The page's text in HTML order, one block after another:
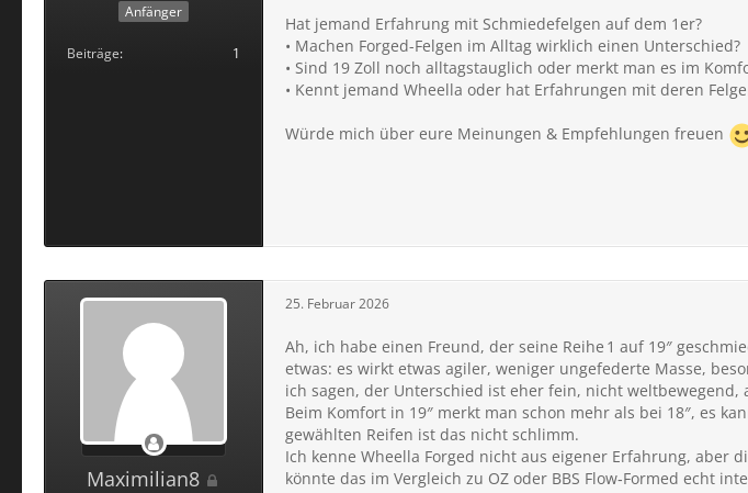
Anfänger
Beiträge 1
Hat jemand Erfahrung mit Schmiedefelgen auf dem 1er?
• Machen Forged-Felgen im Alltag wirklich einen Unterschied?
• Sind 19 Zoll noch alltagstauglich oder merkt man es im
• Kennt jemand Wheella oder hat Erfahrungen mit deren
Würde mich über eure Meinungen & Empfehlungen freuen
Maximilian8
25. Februar 2026
Ah, ich habe einen Freund, der seine Reihe 1 auf 19″
etwas: es wirkt etwas agiler, weniger ungefederte Masse,
ich sagen, der Unterschied ist eher fein, nicht
Beim Komfort in 19″ merkt man schon mehr als bei 18″, es
gewählten Reifen ist das nicht schlimm.
Ich kenne Wheella Forged nicht aus eigener Erfahrung, aber
könnte das im Vergleich zu OZ oder BBS Flow‑Formed echt